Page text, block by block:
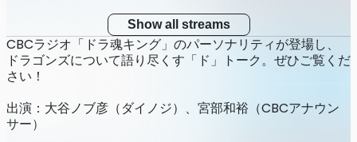
Show all streams
CBCラジオ「ドラ魂キング」のパーソナリティが登場し、
ドラゴンズについて語り尽くす「ド」トーク。ぜひご覧くだ
さい！
出演：大谷ノブ彦（ダイノジ）、宮部和裕（CBCアナウン
サー）